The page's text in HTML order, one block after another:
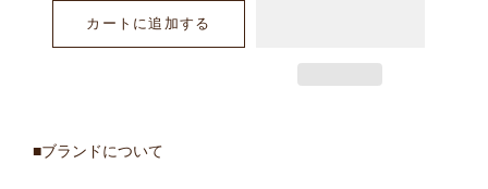
カートに追加する
■ブランドについて